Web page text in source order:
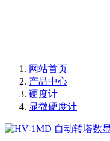
网站首页
产品中心
硬度计
显微硬度计